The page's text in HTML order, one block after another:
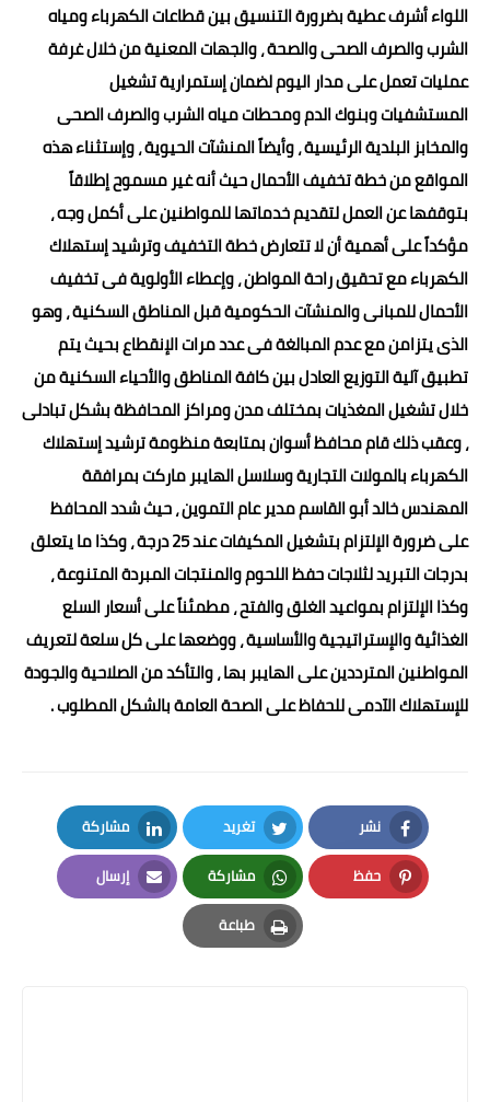
اللواء أشرف عطية بضرورة التنسيق بين قطاعات الكهرباء ومياه
الشرب والصرف الصحى والصحة ، والجهات المعنية من خلال غرفة
عمليات تعمل على مدار اليوم لضمان إستمرارية تشغيل
المستشفيات وبنوك الدم ومحطات مياه الشرب والصرف الصحى
والمخابز البلدية الرئيسية ، وأيضاً المنشآت الحيوية ، وإستثناء هذه
المواقع من خطة تخفيف الأحمال حيث أنه غير مسموح إطلاقاً
بتوقفها عن العمل لتقديم خدماتها للمواطنين على أكمل وجه ،
مؤكداً على أهمية أن لا تتعارض خطة التخفيف وترشيد إستهلاك
الكهرباء مع تحقيق راحة المواطن ، وإعطاء الأولوية فى تخفيف
الأحمال للمبانى والمنشآت الحكومية قبل المناطق السكنية ، وهو
الذى يتزامن مع عدم المبالغة فى عدد مرات الإنقطاع بحيث يتم
تطبيق آلية التوزيع العادل بين كافة المناطق والأحياء السكنية من
خلال تشغيل المغذيات بمختلف مدن ومراكز المحافظة بشكل تبادلى
، وعقب ذلك قام محافظ أسوان بمتابعة منظومة ترشيد إستهلاك
الكهرباء بالمولات التجارية وسلاسل الهايبر ماركت بمرافقة
المهندس خالد أبو القاسم مدير عام التموين ، حيث شدد المحافظ
على ضرورة الإلتزام بتشغيل المكيفات عند 25 درجة ، وكذا ما يتعلق
بدرجات التبريد لثلاجات حفظ اللحوم والمنتجات المبردة المتنوعة ،
وكذا الإلتزام بمواعيد الغلق والفتح ، مطمئناً على أسعار السلع
الغذائية والإستراتيجية والأساسية ، ووضعها على كل سلعة لتعريف
المواطنين المترددين على الهايبر بها ، والتأكد من الصلاحية والجودة
للإستهلاك الآدمى للحفاظ على الصحة العامة بالشكل المطلوب .
نشر
Facebook
تغريد
Twitter
مشاركة
LinkedIn
حفظ
Pinterest
مشاركة
Whatsapp
إرسال
Email
طباعة
Print